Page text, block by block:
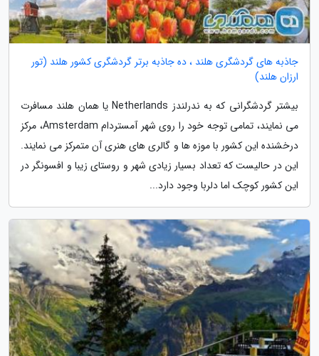
جاذبه های گردشگری هلند ، ده جاذبه برتر گردشگری کشور هلند (تور
ارزان هلند)
بیشتر گردشگرانی که به ندرلندز Netherlands یا همان هلند مسافرت
می نمایند، تمامی توجه خود را روی شهر آمستردام Amsterdam، مرکز
درخشنده این کشور با موزه ها و گالری های هنری آن متمرکز می نمایند.
این در حالیست که تعداد بسیار زیادی شهر و روستای زیبا و افسونگر در
این کشور کوچک اما دلربا وجود دارد...